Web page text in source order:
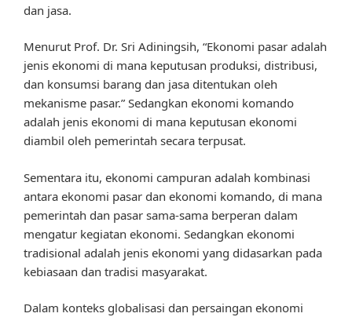
dan jasa.
Menurut Prof. Dr. Sri Adiningsih, “Ekonomi pasar adalah
jenis ekonomi di mana keputusan produksi, distribusi,
dan konsumsi barang dan jasa ditentukan oleh
mekanisme pasar.” Sedangkan ekonomi komando
adalah jenis ekonomi di mana keputusan ekonomi
diambil oleh pemerintah secara terpusat.
Sementara itu, ekonomi campuran adalah kombinasi
antara ekonomi pasar dan ekonomi komando, di mana
pemerintah dan pasar sama-sama berperan dalam
mengatur kegiatan ekonomi. Sedangkan ekonomi
tradisional adalah jenis ekonomi yang didasarkan pada
kebiasaan dan tradisi masyarakat.
Dalam konteks globalisasi dan persaingan ekonomi